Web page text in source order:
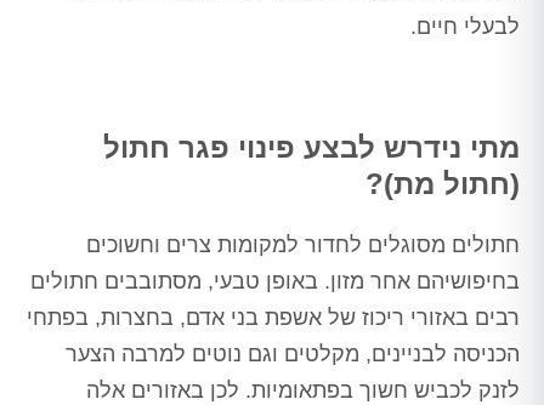
לבעלי חיים.
מתי נידרש לבצע פינוי פגר חתול
(חתול מת)?
חתולים מסוגלים לחדור למקומות צרים וחשוכים
בחיפושיהם אחר מזון. באופן טבעי, מסתובבים חתולים
רבים באזורי ריכוז של אשפת בני אדם, בחצרות, בפתחי
הכניסה לבניינים, מקלטים וגם נוטים למרבה הצער
לזנק לכביש חשוך בפתאומיות. לכן באזורים אלה